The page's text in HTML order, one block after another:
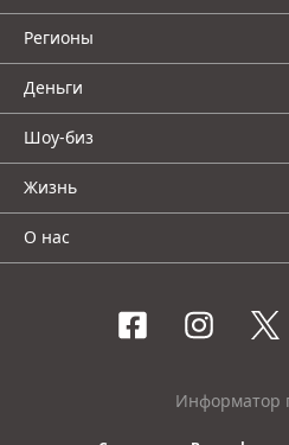
Регионы
Деньги
Шоу-биз
Жизнь
О нас
Информатор